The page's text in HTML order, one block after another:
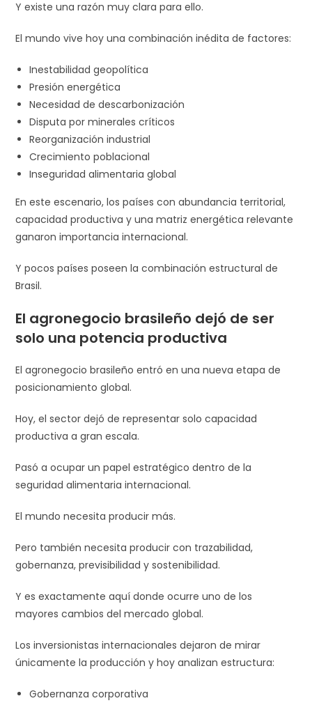
Y existe una razón muy clara para ello.
El mundo vive hoy una combinación inédita de factores:
Inestabilidad geopolítica
Presión energética
Necesidad de descarbonización
Disputa por minerales críticos
Reorganización industrial
Crecimiento poblacional
Inseguridad alimentaria global
En este escenario, los países con abundancia territorial,
capacidad productiva y una matriz energética relevante
ganaron importancia internacional.
Y pocos países poseen la combinación estructural de
Brasil.
El agronegocio brasileño dejó de ser
solo una potencia productiva
El agronegocio brasileño entró en una nueva etapa de
posicionamiento global.
Hoy, el sector dejó de representar solo capacidad
productiva a gran escala.
Pasó a ocupar un papel estratégico dentro de la
seguridad alimentaria internacional.
El mundo necesita producir más.
Pero también necesita producir con trazabilidad,
gobernanza, previsibilidad y sostenibilidad.
Y es exactamente aquí donde ocurre uno de los
mayores cambios del mercado global.
Los inversionistas internacionales dejaron de mirar
únicamente la producción y hoy analizan estructura:
Gobernanza corporativa